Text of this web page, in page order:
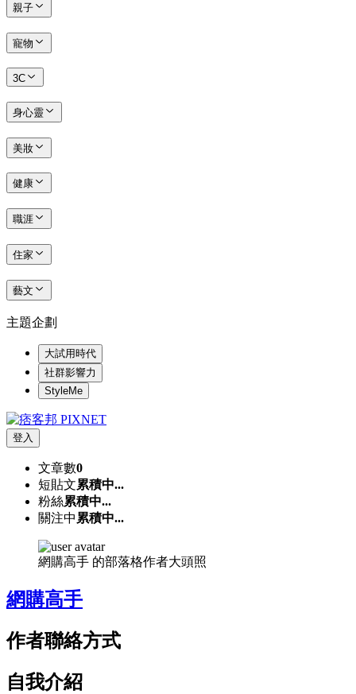
親子
寵物
3C
身心靈
美妝
健康
職涯
住家
藝文
主題企劃
大試用時代
社群影響力
StyleMe
登入
文章數0
短貼文累積中...
粉絲累積中...
關注中 累積中...
網購高手 的部落格作者大頭照
網購高手
作者聯絡方式
自我介紹